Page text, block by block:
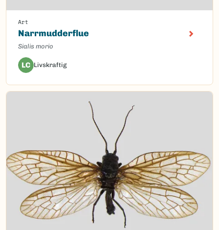
Art
Narrmudderflue
Sialis morio
LC Livskraftig